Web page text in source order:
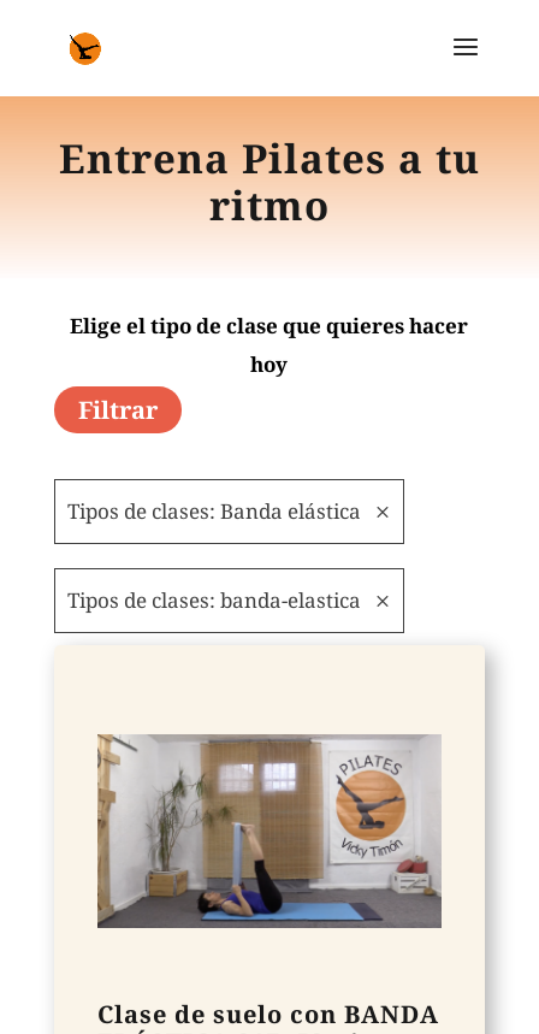
Entrena Pilates a tu
ritmo
Elige el tipo de clase que quieres hacer
hoy
Filtrar
Tipos de clases: Banda elástica
Tipos de clases: banda-elastica
Clase de suelo con BANDA